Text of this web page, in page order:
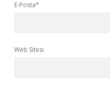
E-Posta*
Web Sitesi